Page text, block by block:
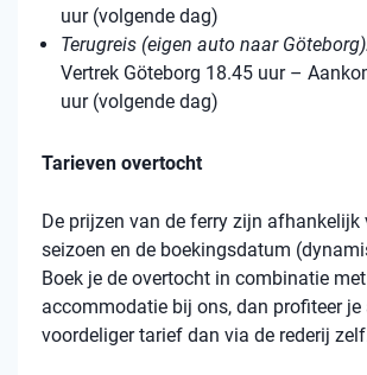
uur (volgende dag)
Terugreis (eigen auto naar
Vertrek Göteborg 18.45 uur –
uur (volgende dag)
Tarieven overtocht
De prijzen van de ferry zijn afhankelijk
seizoen en de boekingsdatum
Boek je de overtocht in combinatie
accommodatie bij ons, dan profiteer je
voordeliger tarief dan via de rederij